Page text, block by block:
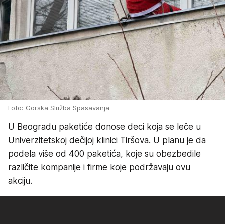
Foto: Gorska Služba Spasavanja
U Beogradu paketiće donose deci koja se leče u
Univerzitetskoj dečijoj klinici Tiršova. U planu je da
podela više od 400 paketića, koje su obezbedile
različite kompanije i firme koje podržavaju ovu
akciju.